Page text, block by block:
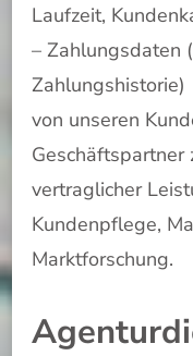
Laufzeit,
– Zahlungsdaten
Zahlungshistorie)
von unseren
Geschäftspartner
vertraglicher
Kundenpflege,
Marktforschung.